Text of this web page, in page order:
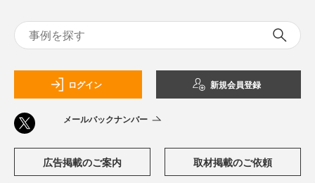
ログイン 新規会員登録
メールバックナンバー
広告掲載のご案内 取材掲載のご依頼